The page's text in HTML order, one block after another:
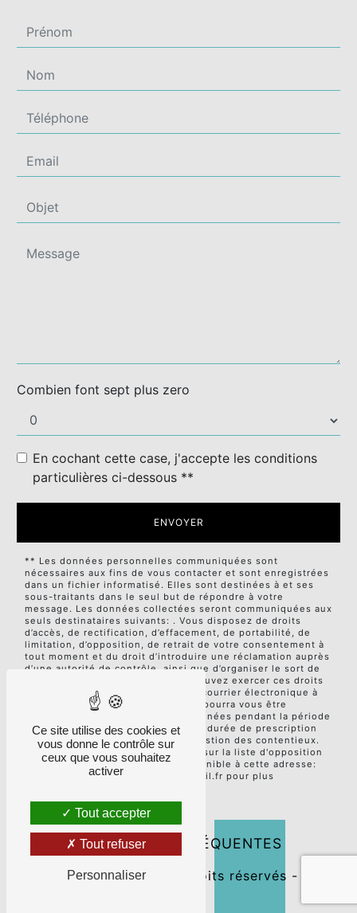
Combien font sept plus zero
En cochant cette case, j'accepte les conditions
particulières ci-dessous **
ENVOYER
** Les données personnelles communiquées sont
nécessaires aux fins de vous contacter et sont enregistrées
dans un fichier informatisé. Elles sont destinées à et ses
sous-traitants dans le seul but de répondre à votre
message. Les données collectées seront communiquées aux
seuls destinataires suivants: . Vous disposez de droits
d’accès, de rectification, d’effacement, de portabilité, de
limitation, d’opposition, de retrait de votre consentement à
tout moment et du droit d’introduire une réclamation auprès
d’une autorité de contrôle, ainsi que d’organiser le sort de
vos données post-mortem. Vous pouvez exercer ces droits
par voie postale à l'adresse ou par courrier électronique à
l'adresse . Un justificatif d'identité pourra vous être
demandé. Nous conservons vos données pendant la période
de prise de contact puis pendant la durée de prescription
légale aux fins probatoires et de gestion des contentieux.
Vous avez le droit de vous inscrire sur la liste d'opposition
au démarchage téléphonique, disponible à cette adresse:
Bloctel.gouv.fr. Consultez le site cnil.fr pour plus
RECHERCHES FRÉQUENTES
Vistalid- 2026 - Tous droits réservés -
Ce site utilise des cookies et
vous donne le contrôle sur
ceux que vous souhaitez
activer
Tout accepter
Tout refuser
Personnaliser